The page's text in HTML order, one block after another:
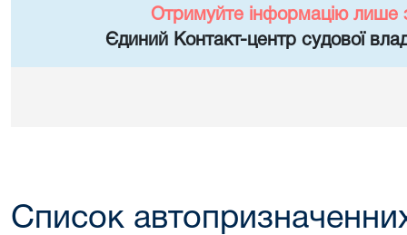
Отримуйте інформацію лише
Єдиний Контакт-центр судової
Список